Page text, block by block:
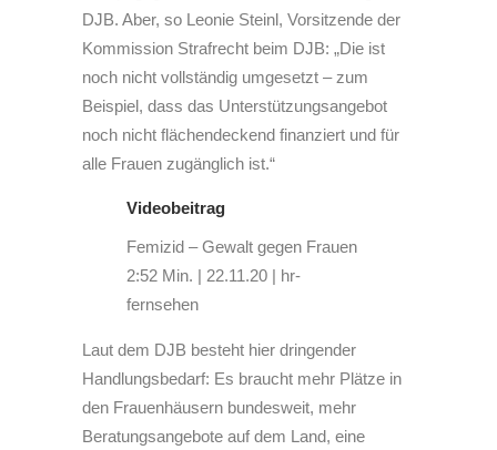
DJB. Aber, so Leonie Steinl, Vorsitzende der
Kommission Strafrecht beim DJB: „Die ist
noch nicht vollständig umgesetzt – zum
Beispiel, dass das Unterstützungsangebot
noch nicht flächendeckend finanziert und für
alle Frauen zugänglich ist.“
Videobeitrag
Femizid – Gewalt gegen Frauen
2:52 Min. | 22.11.20 | hr-
fernsehen
Laut dem DJB besteht hier dringender
Handlungsbedarf: Es braucht mehr Plätze in
den Frauenhäusern bundesweit, mehr
Beratungsangebote auf dem Land, eine